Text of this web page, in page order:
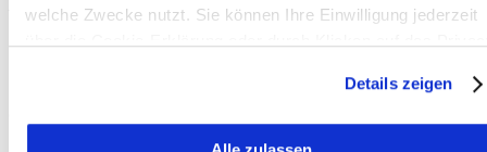
welche Zwecke nutzt. Sie können Ihre Einwilligung jederzeit
Details zeigen
Rang, Punkte, Resultat, Name, Wohnort, Verband, Klub
+ = gewonnen, - = gestellt, o = verloren